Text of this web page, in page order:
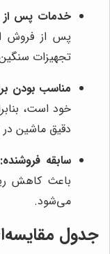
خدمات پس
پس از فروش
تجهیزات
مناسب بودن
خود است،
دقیق ماشین در
سابقه فروشنده:
باعث کاهش
می‌شود.
جدول